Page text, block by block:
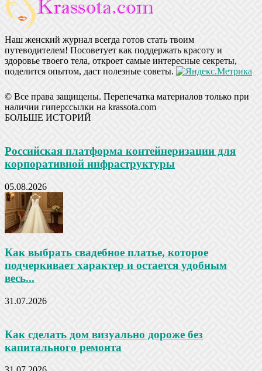
Наш женский журнал всегда готов стать твоим
путеводителем! Посоветует как поддержать красоту и
здоровье твоего тела, откроет самые интересные секреты,
поделится опытом, даст полезные советы.
© Все права защищены. Перепечатка материалов только при
наличии гиперссылки на krassota.com
БОЛЬШЕ ИСТОРИЙ
Российская платформа контейнеризации для
корпоративной инфраструктуры
05.08.2026
Как выбрать свадебное платье, которое
подчеркивает характер и остается удобным
весь...
31.07.2026
Как сделать дом визуально дороже без
капитального ремонта